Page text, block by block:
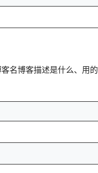
名博客描述是什么、用的